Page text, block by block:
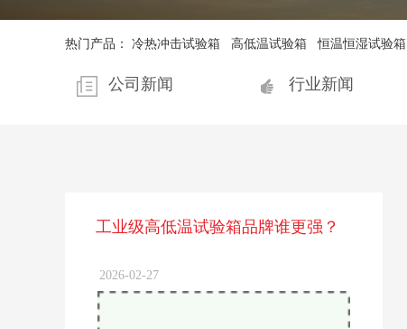
热门产品： 冷热冲击试验箱 高低温试验箱 恒温恒湿试验箱
公司新闻 行业新闻
工业级高低温试验箱品牌谁更强？
2026-02-27